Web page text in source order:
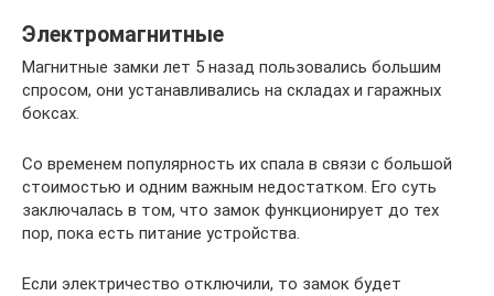
Электромагнитные
Магнитные замки лет 5 назад пользовались большим
спросом, они устанавливались на складах и гаражных
боксах.
Со временем популярность их спала в связи с большой
стоимостью и одним важным недостатком. Его суть
заключалась в том, что замок функционирует до тех
пор, пока есть питание устройства.
Если электричество отключили, то замок будет